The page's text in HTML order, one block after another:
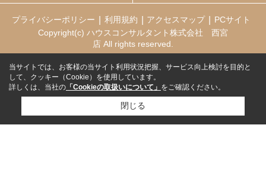
プライバシーポリシー 利用規約 アクセスマップ
PCサイト
Copyright(c) ハウスコンサルタント株式会社 西宮
店 All rights reserved.
当サイトでは、お客様の当サイト利用状況把握、サービス向上検討を目的と
して、クッキー（Cookie）を使用しています。
詳しくは、当社の 「Cookieの取扱いについて」 をご確認ください。
閉じる